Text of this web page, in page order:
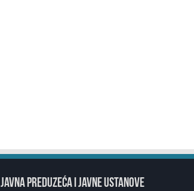
JAVNA PREDUZEĆA I JAVNE USTANOVE